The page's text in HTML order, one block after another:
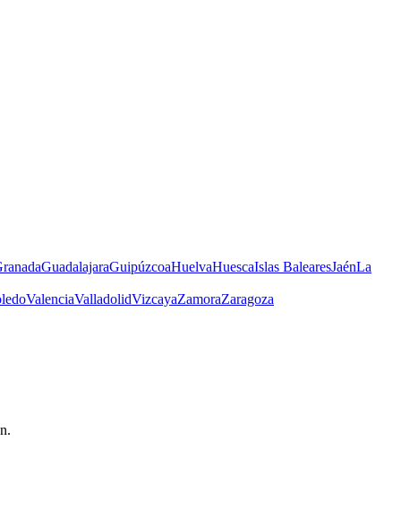
GuadalajaraGuipúzcoaHuelvaHuescaIslas BalearesJaénLa
ValenciaValladolidVizcayaZamoraZaragoza